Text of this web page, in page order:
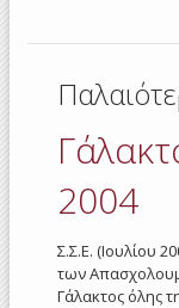
2004
Σ.Σ.Ε. (Ιουλίου
των
Γάλακτος όλης